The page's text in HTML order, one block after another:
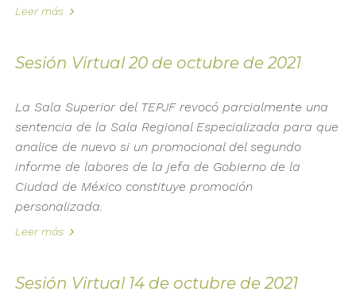
Leer más
Sesión Virtual 20 de octubre de 2021
La Sala Superior del TEPJF revocó parcialmente una
sentencia de la Sala Regional Especializada para que
analice de nuevo si un promocional del segundo
informe de labores de la jefa de Gobierno de la
Ciudad de México constituye promoción
personalizada.
Leer más
Sesión Virtual 14 de octubre de 2021